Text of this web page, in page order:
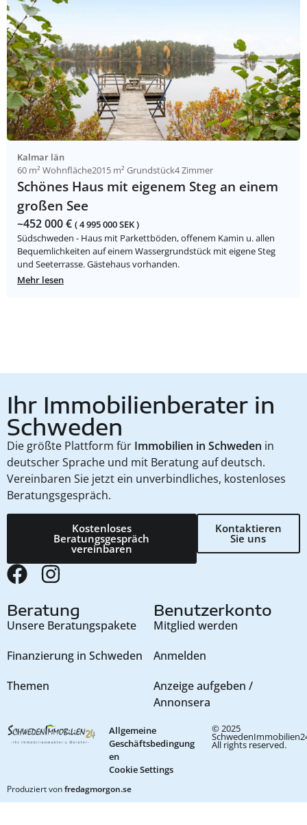
Kalmar län
60 m² Wohnfläche2015 m² Grundstück4 Zimmer
Schönes Haus mit eigenem Steg an einem
großen See
~452 000 € ( 4 995 000 SEK )
Südschweden - Haus mit Parkettböden, offenem Kamin u. allen
Bequemlichkeiten auf einem Wassergrundstück mit eigene Steg
und Seeterrasse. Gästehaus vorhanden.
Mehr lesen
Ihr Immobilienberater in
Schweden
Die größte Plattform für Immobilien in Schweden in
deutscher Sprache und mit Beratung auf deutsch.
Vereinbaren Sie jetzt ein unverbindliches, kostenloses
Beratungsgespräch.
Kostenloses
Beratungsgespräch
vereinbaren
Kontaktieren
Sie uns
Beratung
Unsere Beratungspakete
Finanzierung in Schweden
Themen
Benutzerkonto
Mitglied werden
Anmelden
Anzeige aufgeben /
Annonsera
© 2025
All rights reserved.
Allgemeine
Geschäftsbedingung
en
Cookie Settings
Produziert vonfredagmorgon.se